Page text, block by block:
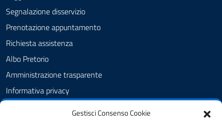
Gestisci Consenso Cookie
Segnalazione disservizio
Prenotazione appuntamento
Richiesta assistenza
Albo Pretorio
Amministrazione trasparente
Informativa privacy